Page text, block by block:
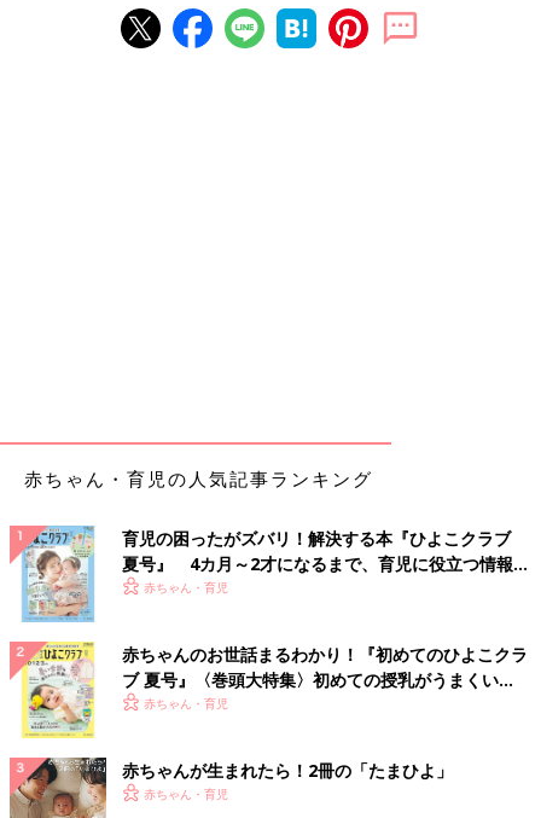
赤ちゃん・育児の人気記事ランキング
育児の困ったがズバリ！解決する本『ひよこクラブ
夏号』 4カ月～2才になるまで、育児に役立つ情報が
いっぱい！
赤ちゃん・育児
赤ちゃんのお世話まるわかり！『初めてのひよこクラ
ブ 夏号』〈巻頭大特集〉初めての授乳がうまくい
く！ おっぱい・ミルクの基本と夏のトラブル 解決テ
赤ちゃん・育児
赤ちゃんが生まれたら！2冊の「たまひよ」
赤ちゃん・育児